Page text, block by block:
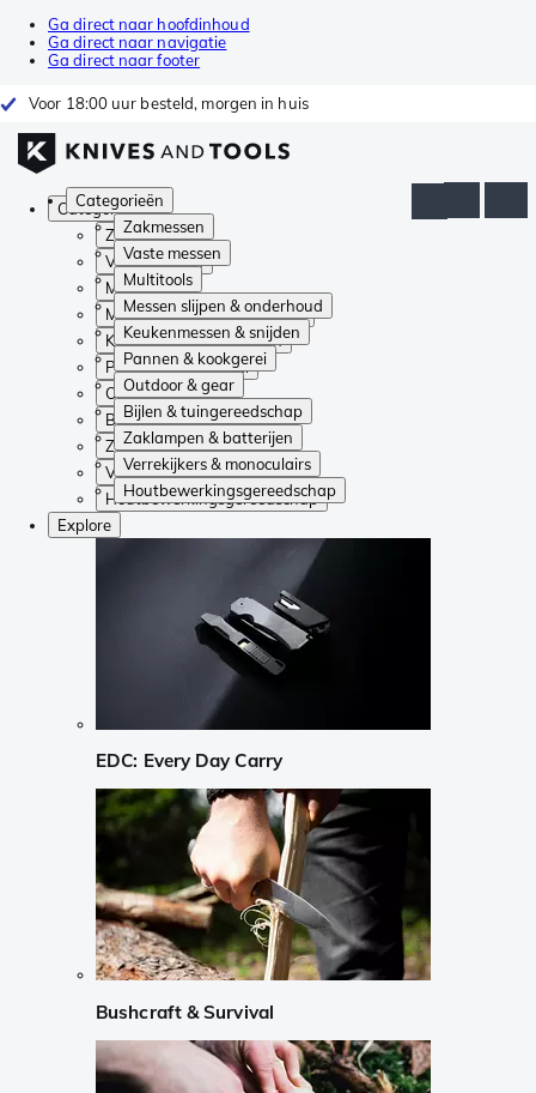
Ga direct naar hoofdinhoud
Ga direct naar navigatie
Ga direct naar footer
Voor 18:00 uur besteld, morgen in huis
Categorieën
Zakmessen
Vaste messen
Multitools
Messen slijpen & onderhoud
Keukenmessen & snijden
Pannen & kookgerei
Outdoor & gear
Bijlen & tuingereedschap
Zaklampen & batterijen
Verrekijkers & monoculairs
Houtbewerkingsgereedschap
Categorieën
Zakmessen
Vaste messen
Multitools
Messen slijpen & onderhoud
Keukenmessen & snijden
Pannen & kookgerei
Outdoor & gear
Bijlen & tuingereedschap
Zaklampen & batterijen
Verrekijkers & monoculairs
Houtbewerkingsgereedschap
Explore
EDC: Every Day Carry
Bushcraft & Survival